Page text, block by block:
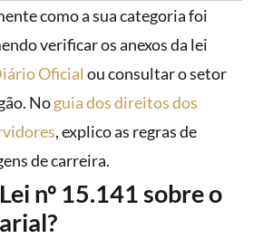
como a sua categoria foi
verificar os anexos da lei
Oficial ou consultar o setor
Noguia dos direitos dos
, explico as regras de
de carreira.
nº 15.141 sobre o